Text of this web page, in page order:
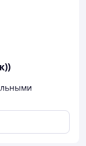
унисекс,они
мужскую